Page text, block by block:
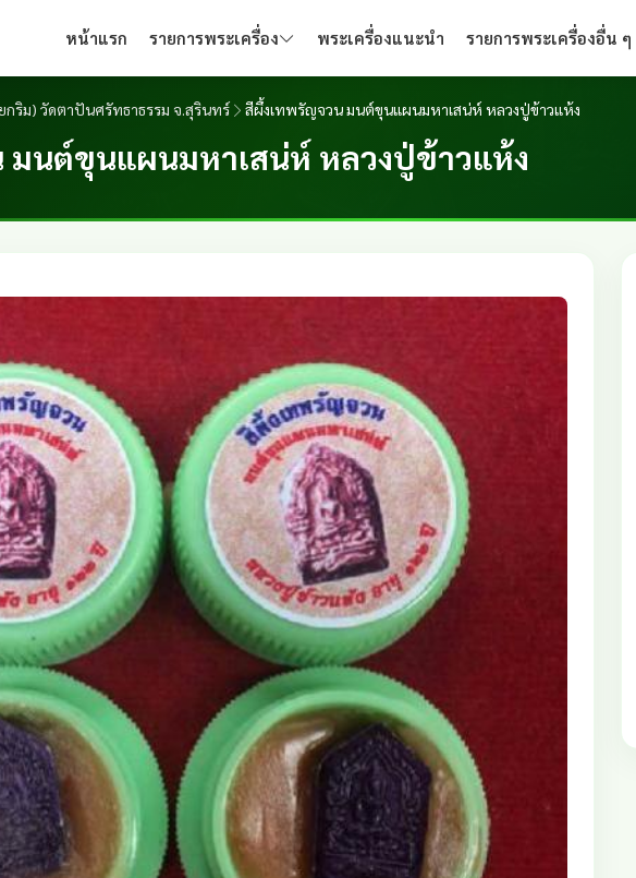
หน้าแรก รายการพระเครื่อง พระเครื่องแนะนำ รายการพระเครื่องอื่น ๆ
ริม) วัดตาปันศรัทธาธรรม จ.สุรินทร์ สีผึ้งเทพรัญจวน มนต์ขุนแผนมหาเสน่ห์ หลวงปู่ข้าวแห้ง
นต์ขุนแผนมหาเสน่ห์ หลวงปู่ข้าวแห้ง